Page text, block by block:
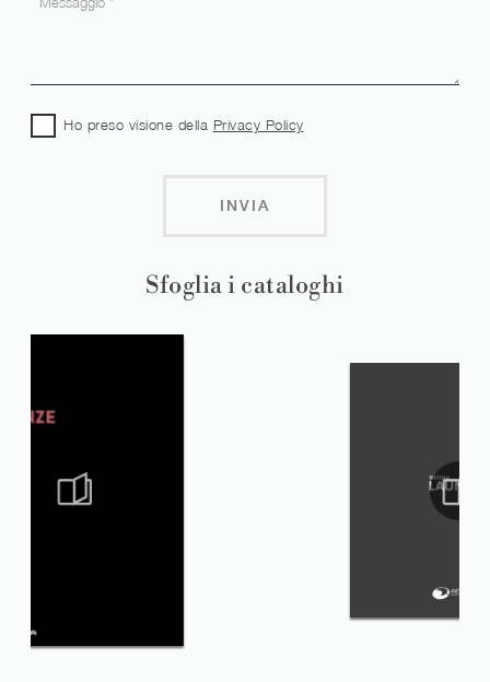
Sfoglia i cataloghi
Ho preso visione della Privacy Policy
INVIA